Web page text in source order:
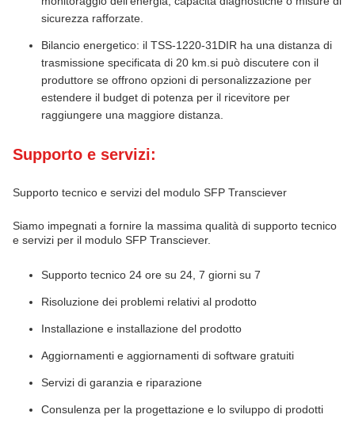
sicurezza rafforzate.
Bilancio energetico: il TSS-1220-31DIR ha una distanza di
trasmissione specificata di 20 km.si può discutere con il
produttore se offrono opzioni di personalizzazione per
estendere il budget di potenza per il ricevitore per
raggiungere una maggiore distanza.
Supporto e servizi:
Supporto tecnico e servizi del modulo SFP Transciever
Siamo impegnati a fornire la massima qualità di supporto tecnico
e servizi per il modulo SFP Transciever.
Supporto tecnico 24 ore su 24, 7 giorni su 7
Risoluzione dei problemi relativi al prodotto
Installazione e installazione del prodotto
Aggiornamenti e aggiornamenti di software gratuiti
Servizi di garanzia e riparazione
Consulenza per la progettazione e lo sviluppo di prodotti